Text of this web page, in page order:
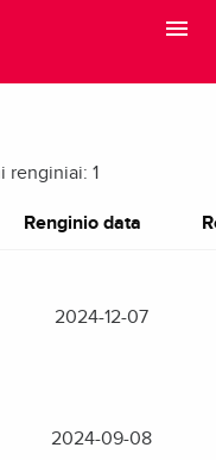
renginiai: 1
Renginio data
2024-12-07
2024-09-08